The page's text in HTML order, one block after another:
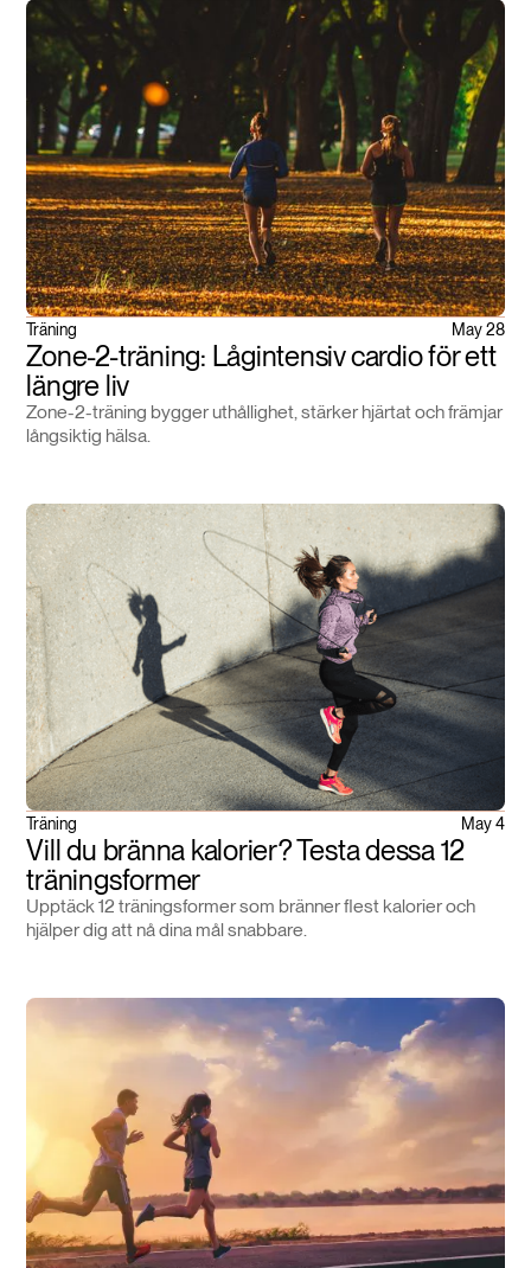
Träning May 28
Zone-2-träning: Lågintensiv cardio för ett
längre liv
Zone-2-träning bygger uthållighet, stärker hjärtat och främjar
långsiktig hälsa.
Träning May 4
Vill du bränna kalorier? Testa dessa 12
träningsformer
Upptäck 12 träningsformer som bränner flest kalorier och
hjälper dig att nå dina mål snabbare.